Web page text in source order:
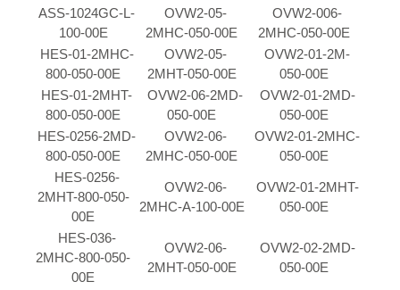
ASS-1024GC-L-
100-00E
OVW2-05-
2MHC-050-00E
OVW2-006-
2MHC-050-00E
HES-01-2MHC-
800-050-00E
OVW2-05-
2MHT-050-00E
OVW2-01-2M-
050-00E
HES-01-2MHT-
800-050-00E
OVW2-06-2MD-
050-00E
OVW2-01-2MD-
050-00E
HES-0256-2MD-
800-050-00E
OVW2-06-
2MHC-050-00E
OVW2-01-2MHC-
050-00E
HES-0256-
2MHT-800-050-
00E
OVW2-06-
2MHC-A-100-00E
OVW2-01-2MHT-
050-00E
HES-036-
2MHC-800-050-
00E
OVW2-06-
2MHT-050-00E
OVW2-02-2MD-
050-00E